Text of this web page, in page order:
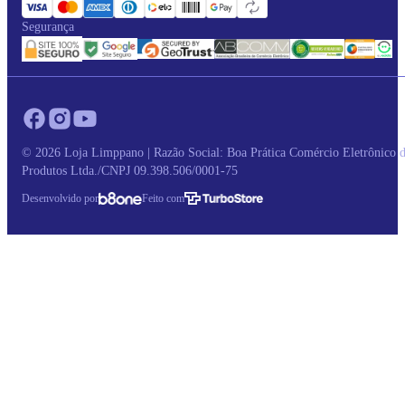
Segurança
© 2026 Loja Limppano | Razão Social: Boa Prática Comércio Eletrônico
Produtos Ltda./CNPJ 09.398.506/0001-75
Desenvolvido por Feito com